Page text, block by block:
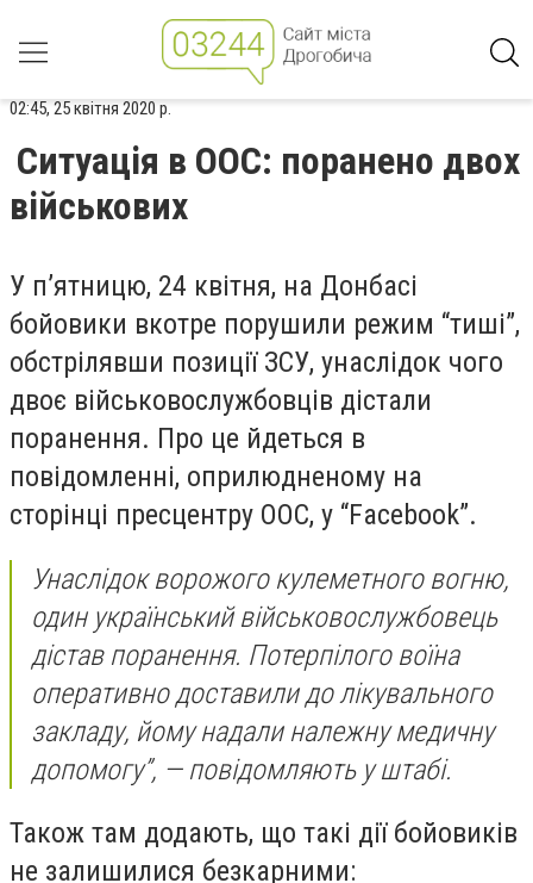
02:45, 25 квітня 2020 р.
Ситуація в ООС: поранено двох
військових
У п’ятницю, 24 квітня, на Донбасі
бойовики вкотре порушили режим “тиші”,
обстрілявши позиції ЗСУ, унаслідок чого
двоє військовослужбовців дістали
поранення. Про це йдеться в
повідомленні, оприлюдненому на
сторінці пресцентру ООС, у “Facebook”.
Унаслідок ворожого кулеметного вогню,
один український військовослужбовець
дістав поранення. Потерпілого воїна
оперативно доставили до лікувального
закладу, йому надали належну медичну
допомогу”, — повідомляють у штабі.
Також там додають, що такі дії бойовиків
не залишилися безкарними: